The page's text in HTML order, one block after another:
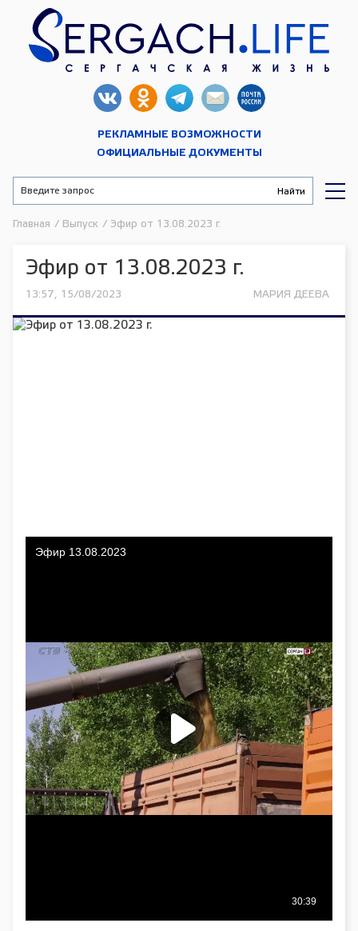
РЕКЛАМНЫЕ ВОЗМОЖНОСТИ
ОФИЦИАЛЬНЫЕ ДОКУМЕНТЫ
Главная / Выпуск / Эфир от 13.08.2023 г.
Эфир от 13.08.2023 г.
13:57, 15/08/2023 МАРИЯ ДЕЕВА